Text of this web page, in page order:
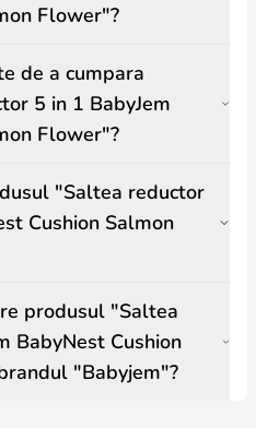
Flower"?
de a cumpara
5 in 1 BabyJem
Flower"?
"Saltea reductor
Cushion Salmon
produsul "Saltea
BabyNest Cushion
"Babyjem"?